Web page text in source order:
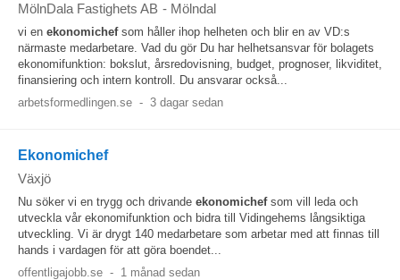
MölnDala Fastighets AB - Mölndal
vi en ekonomichefsom håller ihop helheten och blir en av VD:s
närmaste medarbetare. Vad du gör Du har helhetsansvar för bolagets
ekonomifunktion: bokslut, årsredovisning, budget, prognoser, likviditet,
finansiering och intern kontroll. Du ansvarar också...
arbetsformedlingen.se - 3 dagar sedan
Ekonomichef
Växjö
Nu söker vi en trygg och drivande ekonomichefsom vill leda och
utveckla vår ekonomifunktion och bidra till Vidingehems långsiktiga
utveckling. Vi är drygt 140 medarbetare som arbetar med att finnas till
hands i vardagen för att göra boendet...
offentligajobb.se - 1 månad sedan